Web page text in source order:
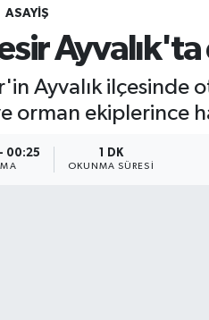
ASAYIŞ
Ayvalık ilçesinde
orman ekiplerince
00:25 1 DK
OKUNMA SÜRESI